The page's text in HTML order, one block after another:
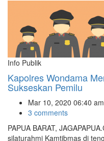
Info Publik
Kapolres Wondama
Sukseskan Pemilu
Mar 10, 2020 06:40 am
3 comments
PAPUA BARAT,
silaturahmi Kamtibmas di